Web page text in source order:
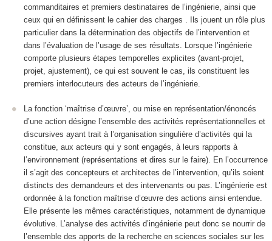
commanditaires et premiers destinataires de l’ingénierie, ainsi que
ceux qui en définissent le cahier des charges . Ils jouent un rôle plus
particulier dans la détermination des objectifs de l’intervention et
dans l’évaluation de l’usage de ses résultats. Lorsque l’ingénierie
comporte plusieurs étapes temporelles explicites (avant-projet,
projet, ajustement), ce qui est souvent le cas, ils constituent les
premiers interlocuteurs des acteurs de l’ingénierie.
La fonction ‘maîtrise d’œuvre’ , ou mise en représentation/énoncés
d’une action désigne l’ensemble des activités représentationnelles et
discursives ayant trait à l’organisation singulière d’activités qui la
constitue, aux acteurs qui y sont engagés, à leurs rapports à
l’environnement (représentations et dires sur le faire). En l’occurrence
il s’agit des concepteurs et architectes de l’intervention, qu’ils soient
distincts des demandeurs et des intervenants ou pas. L’ingénierie est
ordonnée à la fonction maîtrise d’œuvre des actions ainsi entendue.
Elle présente les mêmes caractéristiques, notamment de dynamique
évolutive. L’analyse des activités d’ingénierie peut donc se nourrir de
l’ensemble des apports de la recherche en sciences sociales sur les